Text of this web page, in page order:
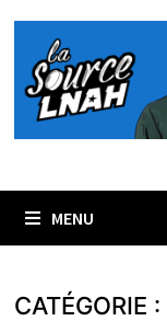
MENU
CATÉGORIE :